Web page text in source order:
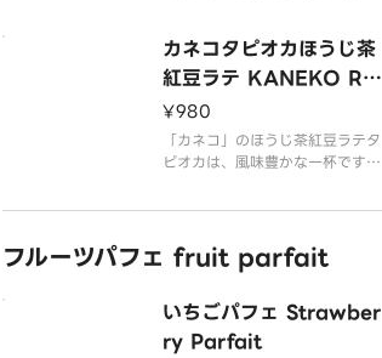
です。贅沢な味わいをぜひお楽し
みください。
カネコタピオカほうじ茶
紅豆ラテ KANEKO Ro
asted Tea red bean
Latte
¥980
「カネコ」のほうじ茶紅豆ラテタ
ピオカは、風味豊かな一杯です！
かな甘みが絶妙に調和し、タピオ
ひとときをお楽しみください！
フルーツパフェ fruit parfait
いちごパフェ Strawber
ry Parfait